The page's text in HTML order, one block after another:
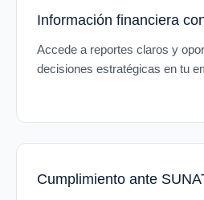
Información financiera
Accede a reportes claros y
decisiones estratégicas en tu
Cumplimiento ante